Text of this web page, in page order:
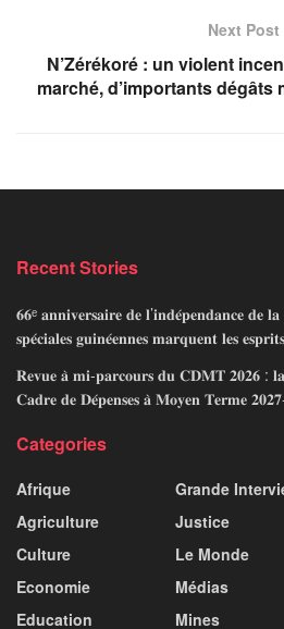
Next Post
N’Zérékoré : un violent
marché, d’importants dégâts
Recent Stories
𝟔𝟔ᵉ 𝐚𝐧𝐧𝐢𝐯𝐞𝐫𝐬𝐚𝐢𝐫𝐞 𝐝𝐞 𝐥’𝐢𝐧𝐝𝐞́𝐩𝐞𝐧𝐝𝐚𝐧𝐜𝐞 𝐝𝐞
𝐬𝐩𝐞́𝐜𝐢𝐚𝐥𝐞𝐬 𝐠𝐮𝐢𝐧𝐞́𝐞𝐧𝐧𝐞𝐬 𝐦𝐚𝐫𝐪𝐮𝐞𝐧𝐭 𝐥𝐞𝐬 𝐞𝐬𝐩𝐫𝐢𝐭𝐬
𝐑𝐞𝐯𝐮𝐞 𝐚̀ 𝐦𝐢-𝐩𝐚𝐫𝐜𝐨𝐮𝐫𝐬 𝐝𝐮 𝐂𝐃𝐌𝐓 𝟐𝟎𝟐𝟔 : 𝐥𝐚
𝐂𝐚𝐝𝐫𝐞 𝐝𝐞 𝐃𝐞́𝐩𝐞𝐧𝐬𝐞𝐬 𝐚̀ 𝐌𝐨𝐲𝐞𝐧 𝐓𝐞𝐫𝐦𝐞
Categories
Afrique
Agriculture
Culture
Economie
Education
Grande
Justice
Le Monde
Médias
Mines